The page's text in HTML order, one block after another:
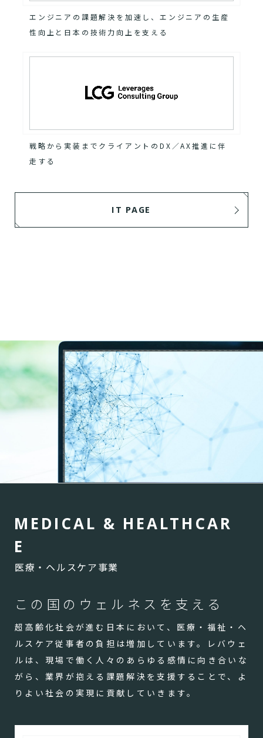
エンジニアの課題解決を加速し、エンジニアの生産
性向上と日本の技術力向上を支える
戦略から実装までクライアントのDX／AX推進に伴
走する
IT PAGE
M EDI CAL & H EALTH CAR
E
医療・ヘルスケア事業
この国のウェルネスを支える
超高齢化社会が進む日本において、医療・福祉・ヘ
ルスケア従事者の負担は増加しています。レバウェ
ルは、現場で働く人々のあらゆる感情に向き合いな
がら、業界が抱える課題解決を支援することで、よ
りよい社会の実現に貢献していきます。